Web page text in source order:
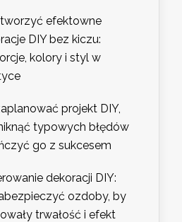
efektowne
DIY bez kiczu:
kolory i styl w
projekt DIY,
typowych błędów
go z sukcesem
dekoracji DIY:
ozdoby, by
trwałość i efekt